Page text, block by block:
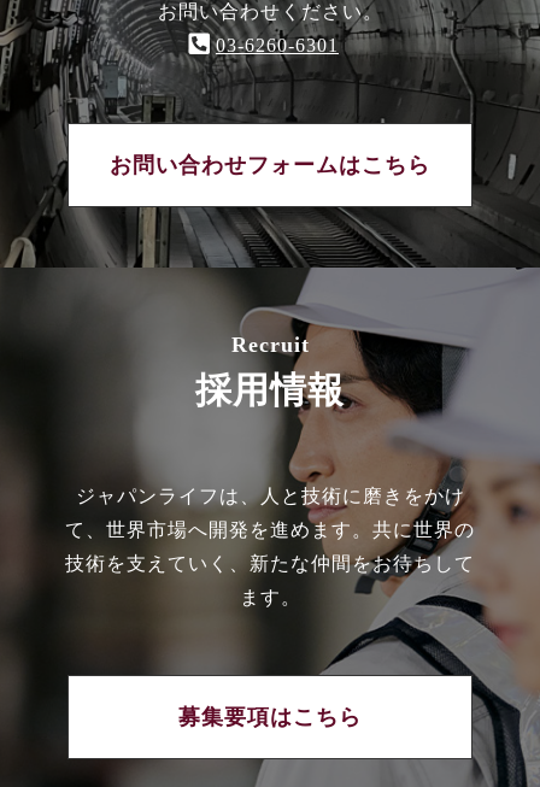
お問い合わせください。
03-6260-6301
お問い合わせフォームはこちら
Recruit
採用情報
ジャパンライフは、人と技術に磨きをかけ
て、世界市場へ開発を進めます。共に世界の
技術を支えていく、新たな仲間をお待ちして
ます。
募集要項はこちら